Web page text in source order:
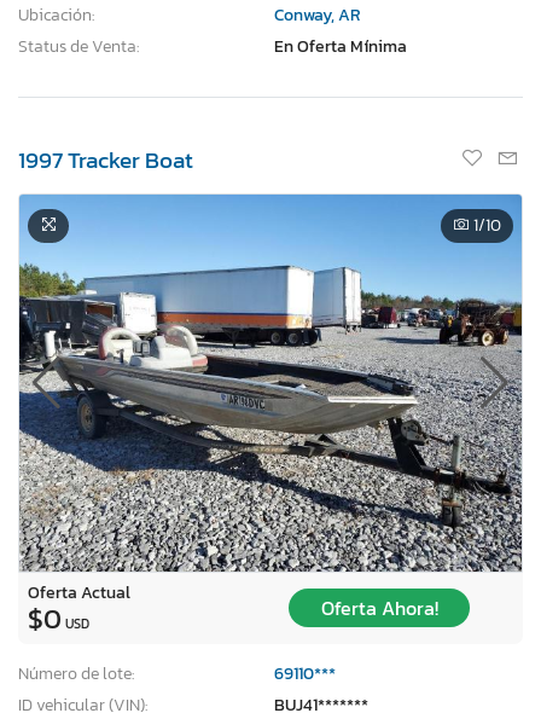
Ubicación:
Conway, AR
Status de Venta:
En Oferta Mínima
1997 Tracker Boat
1/10
Oferta Actual
$0 USD
Oferta Ahora!
Número de lote:
69110***
ID vehicular (VIN):
BUJ41*******